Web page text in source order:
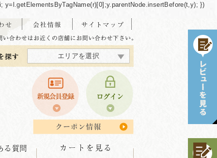
})
エリアを選択
北海道エリア
東北エリア
関東エリア
東海・北陸エリア
関西エリア
中四国エリア
九州エリア
沖縄エリア